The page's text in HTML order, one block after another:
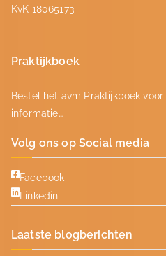
KvK 18065173
Praktijkboek
Bestel het avm Praktijkboek
informatie…
Volg ons op Social media
Facebook
Linkedin
Laatste blogberichten